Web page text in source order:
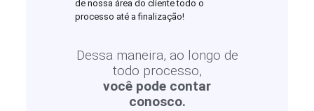
de nossa área do cliente todo o
processo até a finalização!
Dessa maneira, ao longo de
todo processo,
você pode contar
conosco.